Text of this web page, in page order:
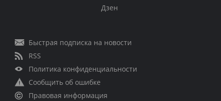
Дзен
Быстрая подписка на новости
RSS
Политика конфиденциальности
Сообщить об ошибке
Правовая информация